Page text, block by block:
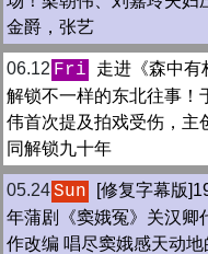
金爵，张艺
06.12 Fri
走进《森中有
解锁不一样的东北往事！
伟首次提及拍戏受伤，主
同解锁九十年
05.24Sun
[修复字幕版
年蒲剧《窦娥冤》关汉卿
作改编 唱尽窦娥感天动地